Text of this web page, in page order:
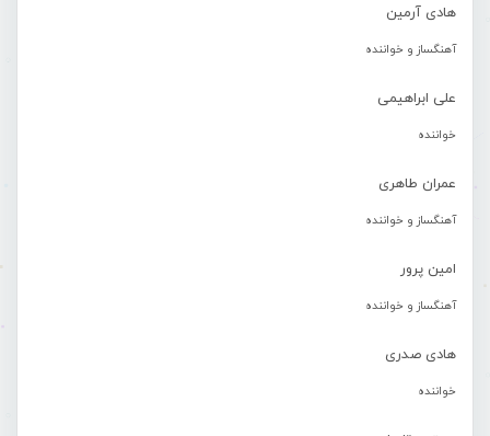
هادی آرمین
آهنگساز و خواننده
علی ابراهیمی
خواننده
عمران طاهری
آهنگساز و خواننده
امین پرور
آهنگساز و خواننده
هادی صدری
خواننده